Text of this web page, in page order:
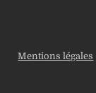
Mentions légales